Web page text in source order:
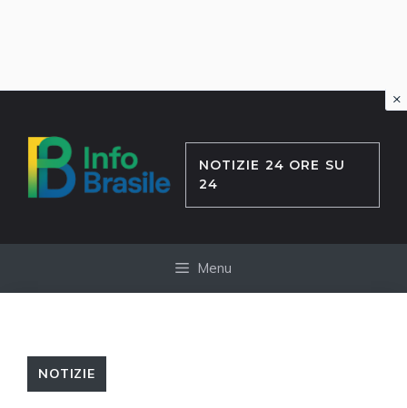
contenuto
NOTIZIE 24 ORE SU
24
Menu
NOTIZIE
×